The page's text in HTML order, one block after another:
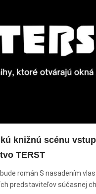
knižnú scénu
TERST
román S nasadením
predstaviteľov súčasnej